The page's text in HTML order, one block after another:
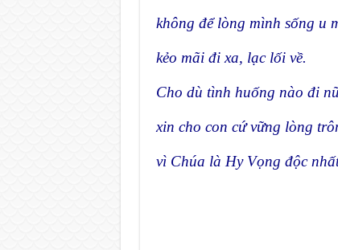
không để lòng mình sống u
kẻo mãi đi xa, lạc lối về.
Cho dù tình huống nào đi
xin cho con cứ vững lòng
vì Chúa là Hy Vọng độc